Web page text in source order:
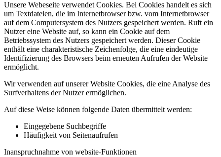
Unsere Webeseite verwendet Cookies. Bei Cookies handelt es sich
um Textdateien, die im Internetbrowser bzw. vom Internetbrowser
auf dem Computersystem des Nutzers gespeichert werden. Ruft ein
Nutzer eine Website auf, so kann ein Cookie auf dem
Betriebssystem des Nutzers gespeichert werden. Dieser Cookie
enthält eine charakteristische Zeichenfolge, die eine eindeutige
Identifizierung des Browsers beim erneuten Aufrufen der Website
ermöglicht.
Wir verwenden auf unserer Website Cookies, die eine Analyse des
Surfverhaltens der Nutzer ermöglichen.
Auf diese Weise können folgende Daten übermittelt werden:
Eingegebene Suchbegriffe
Häufigkeit von Seitenaufrufen
Inanspruchnahme von website-Funktionen